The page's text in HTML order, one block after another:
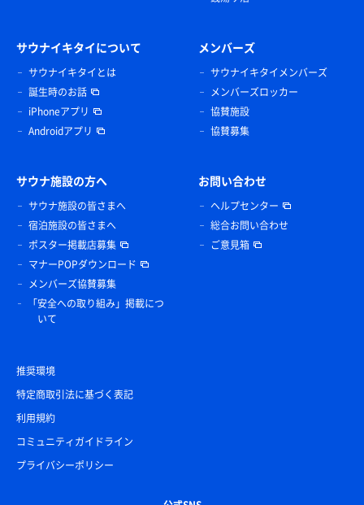
サウナイキタイについて
サウナイキタイとは
誕生時のお話
iPhoneアプリ
Androidアプリ
メンバーズ
サウナイキタイメンバーズ
メンバーズロッカー
協賛施設
協賛募集
サウナ施設の方へ
サウナ施設の皆さまへ
宿泊施設の皆さまへ
ポスター掲載店募集
マナーPOPダウンロード
メンバーズ協賛募集
「安全への取り組み」掲載につ
いて
お問い合わせ
ヘルプセンター
総合お問い合わせ
ご意見箱
推奨環境
特定商取引法に基づく表記
利用規約
コミュニティガイドライン
プライバシーポリシー